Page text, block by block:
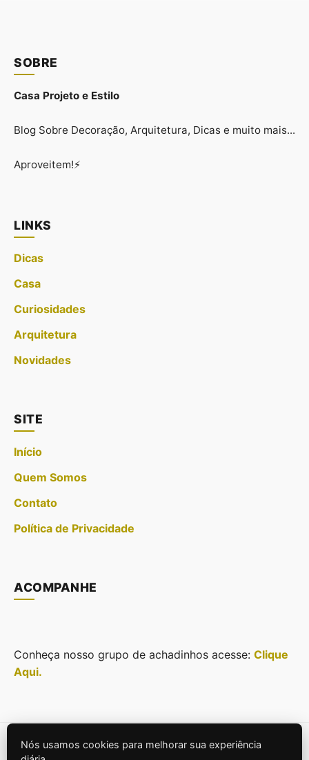
SOBRE
Casa Projeto e Estilo
Blog Sobre Decoração, Arquitetura, Dicas e muito mais...
Aproveitem!⚡
LINKS
Dicas
Casa
Curiosidades
Arquitetura
Novidades
SITE
Início
Quem Somos
Contato
Política de Privacidade
ACOMPANHE
Conheça nosso grupo de achadinhos acesse: Clique
Aqui.
© 2026Casa Projeto e Estilo. Todos os direitos
Nós usamos cookies para melhorar sua experiência